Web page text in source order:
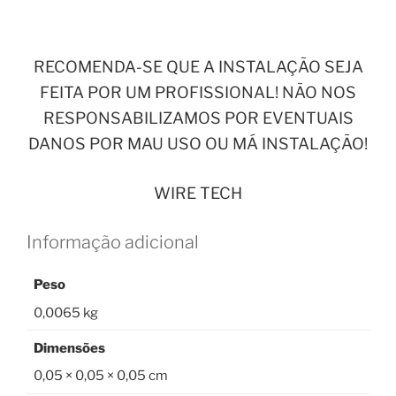
RECOMENDA-SE QUE A INSTALAÇÃO SEJA
FEITA POR UM PROFISSIONAL! NÃO NOS
RESPONSABILIZAMOS POR EVENTUAIS
DANOS POR MAU USO OU MÁ INSTALAÇÃO!
WIRE TECH
Informação adicional
Peso
0,0065 kg
Dimensões
0,05 × 0,05 × 0,05 cm